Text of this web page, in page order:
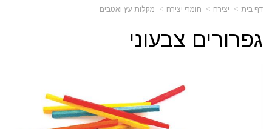
דף בית יצירה חומרי יצירה מקלות עץ ואטבים
גפרורים צבעוני